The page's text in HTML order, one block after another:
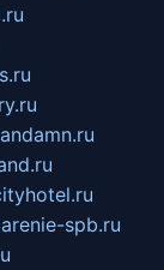
spb.ru